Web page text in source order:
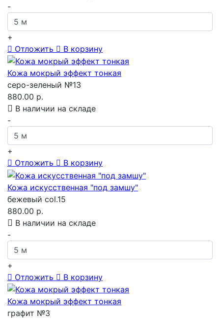
-
+
Отложить
В корзину
Кожа мокрый эффект тонкая
серо-зеленый №13
880.00 р.
В наличии на складе
-
+
Отложить
В корзину
Кожа искусственная "под замшу"
бежевый col.15
880.00 р.
В наличии на складе
-
+
Отложить
В корзину
Кожа мокрый эффект тонкая
графит №3